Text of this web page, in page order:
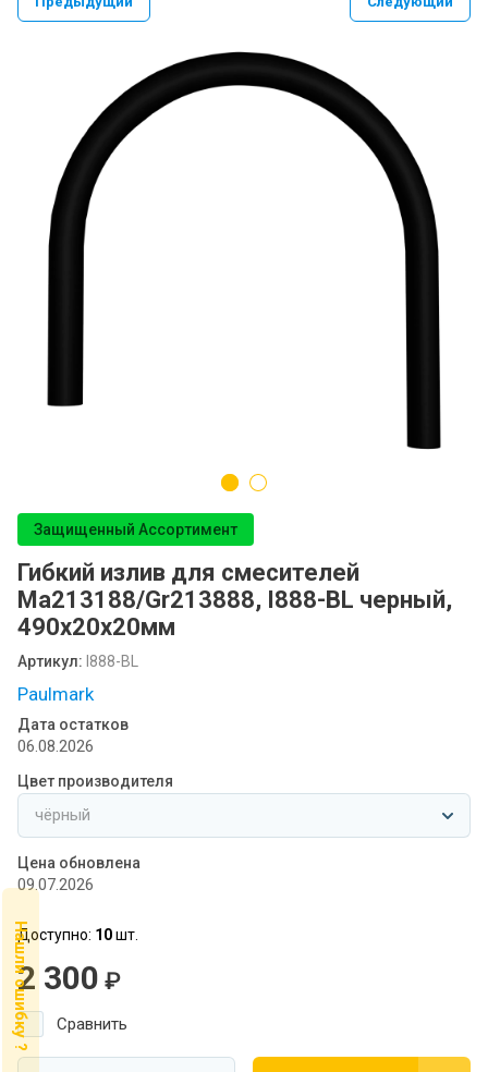
PAULMARK VELLO YUMI LASSAN
PAULMARK NEXT UN
PAULMARK REFINE SYSTEM
Paulmark Презентация Мойка+коландер
Смеситель PAULMARK SERPENTINE
Посудомоечные машины MIDEA
SCANDILUX
SCANDILUX видео-обзор стиральных
машин
Флипбук GRANFEST
Семинар
Защищенный Ассортимент
Гибкий излив для смесителей
Ma213188/Gr213888, I888-BL черный,
490х20х20мм
Артикул: I888-BL
Paulmark
Дата остатков
06.08.2026
Цвет производителя
Цена обновлена
09.07.2026
Доступно: 10шт.
2 300 ₽
Сравнить
Нашли ошибку ?